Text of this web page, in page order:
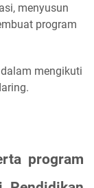
menyusun
program
mengikuti
program